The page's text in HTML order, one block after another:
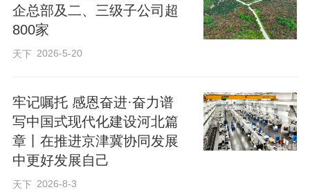
https://web.cmc.hebtv.com/cms/rmt0336_h
tml/19/19js/dsp/12336499.shtml
编辑：贾扬阳
来源：冀时新闻
原标题：发布会快讯丨连续3年跑出40%以上“加速度”！
2025年河北省机器人产业营收突破200亿元
企总部及二、三级子公司超
800家
天下 2026-5-20
牢记嘱托 感恩奋进·奋力谱
写中国式现代化建设河北篇
章丨在推进京津冀协同发展
中更好发展自己
天下 2026-8-3